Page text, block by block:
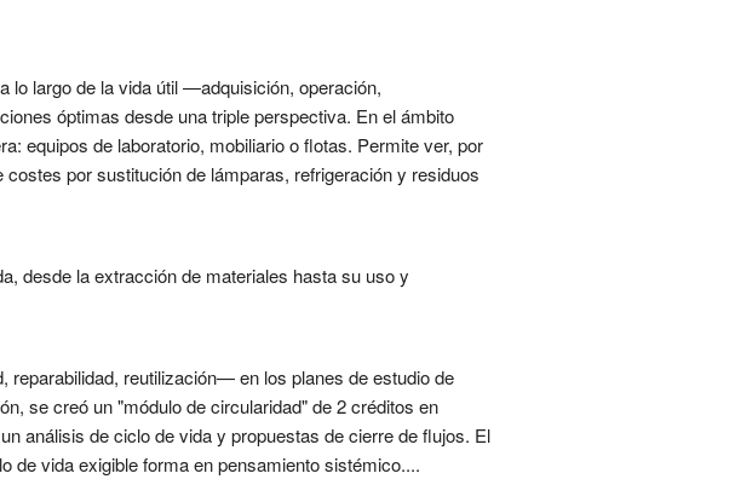
lo largo de la vida útil —adquisición, operación,
óptimas desde una triple perspectiva. En el ámbito
equipos de laboratorio, mobiliario o flotas. Permite ver, por
por sustitución de lámparas, refrigeración y residuos
desde la extracción de materiales hasta su uso y
reparabilidad, reutilización— en los planes de estudio de
se creó un "módulo de circularidad" de 2 créditos en
análisis de ciclo de vida y propuestas de cierre de flujos. El
de vida exigible forma en pensamiento sistémico....